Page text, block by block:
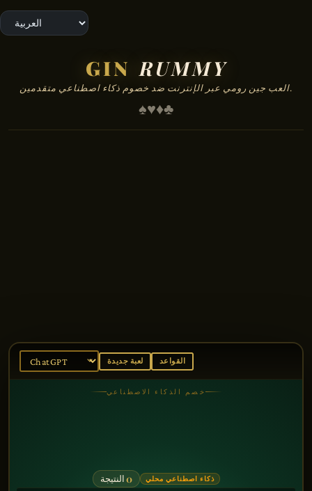
GIN RUMMY
العب جين رومي عبر الإنترنت ضد خصوم ذكاء اصطناعي متقدمين.
♠♥♦♣
لعبة جديدة القواعد
خصم الذكاء الاصطناعي
النتيجة 0 ذكاء اصطناعي محلي